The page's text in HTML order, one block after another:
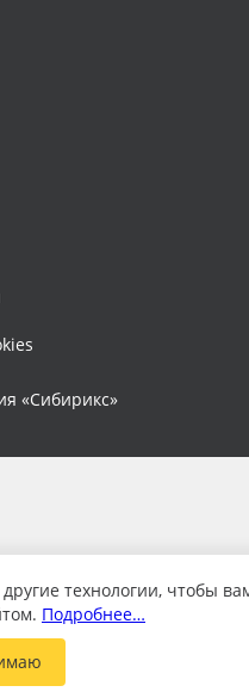
«Сибирикс»
технологии, чтобы
Подробнее…